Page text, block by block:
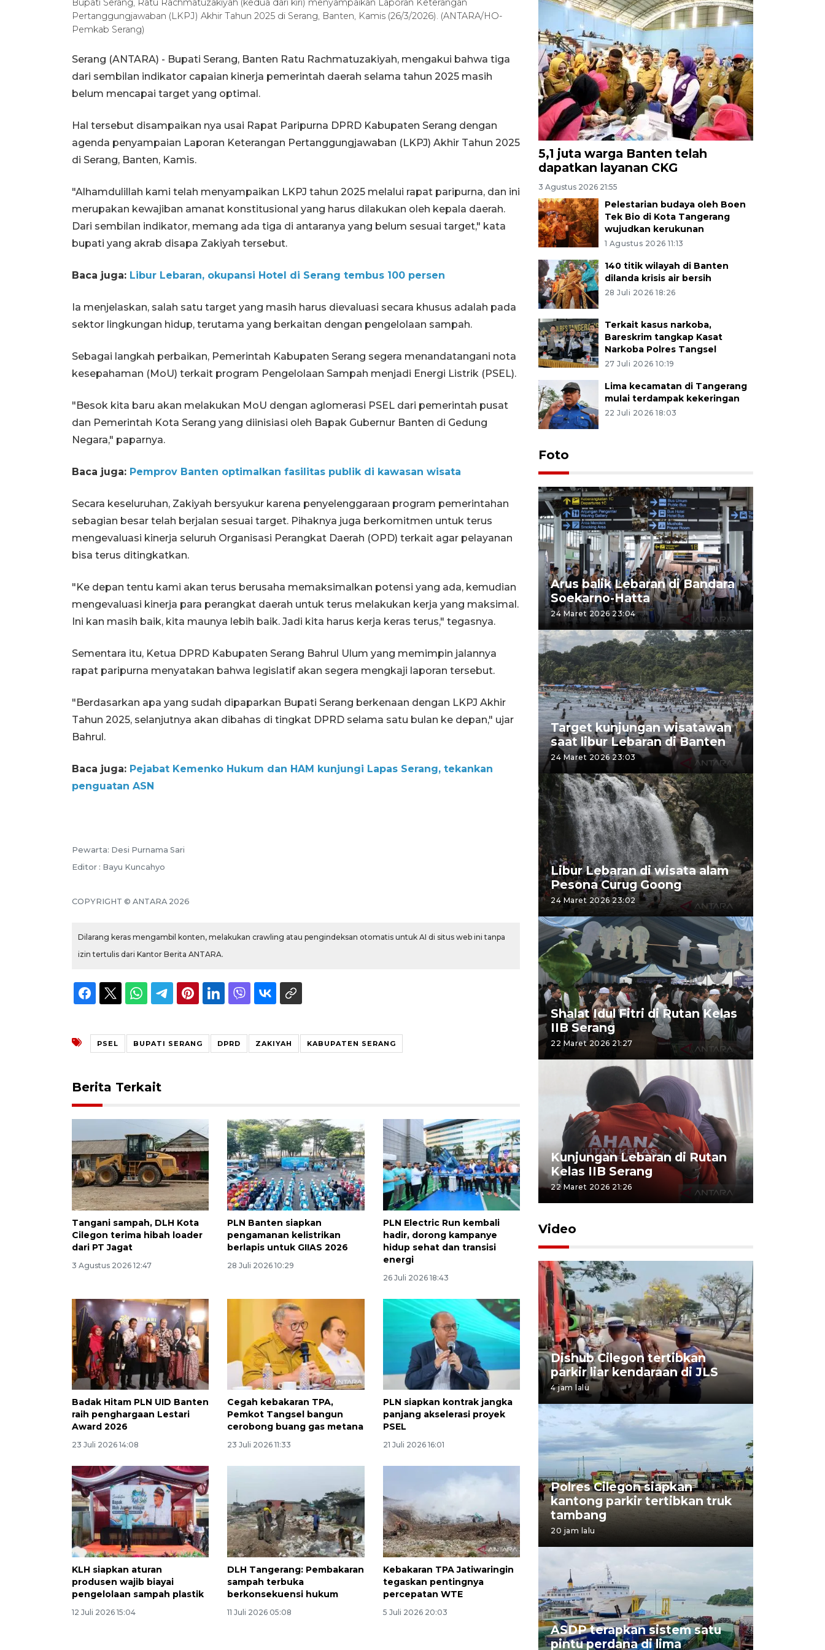
Bupati Serang, Ratu Rachmatuzakiyah (kedua dari kiri) menyampaikan Laporan Keterangan
Pertanggungjawaban (LKPJ) Akhir Tahun 2025 di Serang, Banten, Kamis (26/3/2026). (ANTARA/HO-
Pemkab Serang)
Serang (ANTARA) - Bupati Serang, Banten Ratu Rachmatuzakiyah, mengakui bahwa tiga
dari sembilan indikator capaian kinerja pemerintah daerah selama tahun 2025 masih
belum mencapai target yang optimal.
Hal tersebut disampaikan nya usai Rapat Paripurna DPRD Kabupaten Serang dengan
agenda penyampaian Laporan Keterangan Pertanggungjawaban (LKPJ) Akhir Tahun 2025
di Serang, Banten, Kamis.
"Alhamdulillah kami telah menyampaikan LKPJ tahun 2025 melalui rapat paripurna, dan ini
merupakan kewajiban amanat konstitusional yang harus dilakukan oleh kepala daerah.
Dari sembilan indikator, memang ada tiga di antaranya yang belum sesuai target," kata
bupati yang akrab disapa Zakiyah tersebut.
Baca juga: Libur Lebaran, okupansi Hotel di Serang tembus 100 persen
Ia menjelaskan, salah satu target yang masih harus dievaluasi secara khusus adalah pada
sektor lingkungan hidup, terutama yang berkaitan dengan pengelolaan sampah.
Sebagai langkah perbaikan, Pemerintah Kabupaten Serang segera menandatangani nota
kesepahaman (MoU) terkait program Pengelolaan Sampah menjadi Energi Listrik (PSEL).
"Besok kita baru akan melakukan MoU dengan aglomerasi PSEL dari pemerintah pusat
dan Pemerintah Kota Serang yang diinisiasi oleh Bapak Gubernur Banten di Gedung
Negara," paparnya.
Baca juga: Pemprov Banten optimalkan fasilitas publik di kawasan wisata
Secara keseluruhan, Zakiyah bersyukur karena penyelenggaraan program pemerintahan
sebagian besar telah berjalan sesuai target. Pihaknya juga berkomitmen untuk terus
mengevaluasi kinerja seluruh Organisasi Perangkat Daerah (OPD) terkait agar pelayanan
bisa terus ditingkatkan.
"Ke depan tentu kami akan terus berusaha memaksimalkan potensi yang ada, kemudian
mengevaluasi kinerja para perangkat daerah untuk terus melakukan kerja yang maksimal.
Ini kan masih baik, kita maunya lebih baik. Jadi kita harus kerja keras terus," tegasnya.
Sementara itu, Ketua DPRD Kabupaten Serang Bahrul Ulum yang memimpin jalannya
rapat paripurna menyatakan bahwa legislatif akan segera mengkaji laporan tersebut.
"Berdasarkan apa yang sudah dipaparkan Bupati Serang berkenaan dengan LKPJ Akhir
Tahun 2025, selanjutnya akan dibahas di tingkat DPRD selama satu bulan ke depan," ujar
Bahrul.
Baca juga: Pejabat Kemenko Hukum dan HAM kunjungi Lapas Serang, tekankan
penguatan ASN
Pewarta: Desi Purnama Sari
Editor : Bayu Kuncahyo
COPYRIGHT © ANTARA 2026
Dilarang keras mengambil konten, melakukan crawling atau pengindeksan otomatis untuk AI di situs web ini tanpa
izin tertulis dari Kantor Berita ANTARA.
PSEL BUPATI SERANG DPRD ZAKIYAH KABUPATEN SERANG
Berita Terkait
Tangani sampah, DLH Kota
Cilegon terima hibah loader
dari PT Jagat
3 Agustus 2026 12:47
PLN Banten siapkan
pengamanan kelistrikan
berlapis untuk GIIAS 2026
28 Juli 2026 10:29
PLN Electric Run kembali
hadir, dorong kampanye
hidup sehat dan transisi
energi
26 Juli 2026 18:43
Badak Hitam PLN UID Banten
raih penghargaan Lestari
Award 2026
23 Juli 2026 14:08
Cegah kebakaran TPA,
Pemkot Tangsel bangun
cerobong buang gas metana
23 Juli 2026 11:33
PLN siapkan kontrak jangka
panjang akselerasi proyek
PSEL
21 Juli 2026 16:01
KLH siapkan aturan
produsen wajib biayai
pengelolaan sampah plastik
12 Juli 2026 15:04
DLH Tangerang: Pembakaran
sampah terbuka
berkonsekuensi hukum
11 Juli 2026 05:08
Kebakaran TPA Jatiwaringin
tegaskan pentingnya
percepatan WTE
5 Juli 2026 20:03
5,1 juta warga Banten telah
dapatkan layanan CKG
3 Agustus 2026 21:55
Pelestarian budaya oleh Boen
Tek Bio di Kota Tangerang
wujudkan kerukunan
1 Agustus 2026 11:13
140 titik wilayah di Banten
dilanda krisis air bersih
28 Juli 2026 18:26
Terkait kasus narkoba,
Bareskrim tangkap Kasat
Narkoba Polres Tangsel
27 Juli 2026 10:19
Lima kecamatan di Tangerang
mulai terdampak kekeringan
22 Juli 2026 18:03
Foto
Arus balik Lebaran di Bandara
Soekarno-Hatta
24 Maret 2026 23:04
Target kunjungan wisatawan
saat libur Lebaran di Banten
24 Maret 2026 23:03
Libur Lebaran di wisata alam
Pesona Curug Goong
24 Maret 2026 23:02
Shalat Idul Fitri di Rutan Kelas
IIB Serang
22 Maret 2026 21:27
Kunjungan Lebaran di Rutan
Kelas IIB Serang
22 Maret 2026 21:26
Video
Dishub Cilegon tertibkan
parkir liar kendaraan di JLS
4 jam lalu
Polres Cilegon siapkan
kantong parkir tertibkan truk
tambang
20 jam lalu
ASDP terapkan sistem satu
pintu perdana di lima